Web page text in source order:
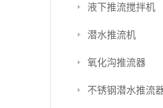
液下推流搅拌机
潜水推流机
氧化沟推流器
不锈钢潜水推流